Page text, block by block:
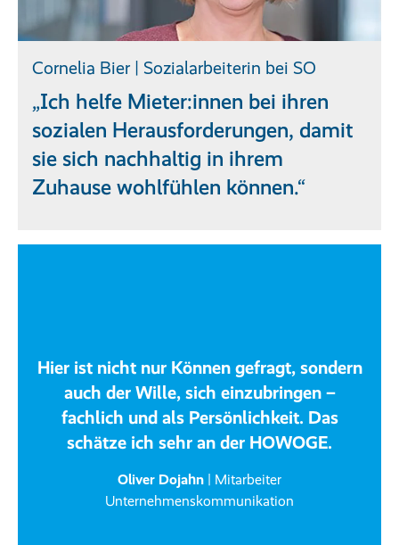
Cornelia Bier | Sozialarbeiterin bei SO
„Ich helfe Mieter:innen bei ihren
sozialen Herausforderungen, damit
sie sich nachhaltig in ihrem
Zuhause wohlfühlen können.“
Hier ist nicht nur Können gefragt, sondern
auch der Wille, sich einzubringen –
fachlich und als Persönlichkeit. Das
schätze ich sehr an der HOWOGE.
Oliver Dojahn | Mitarbeiter
Unternehmenskommunikation